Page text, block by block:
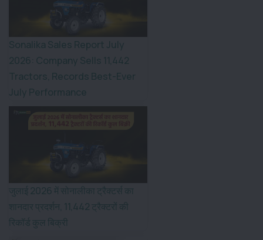
Sonalika Sales Report July
2026: Company Sells 11,442
Tractors, Records Best-Ever
July Performance
जुलाई 2026 में सोनालीका ट्रैक्टर्स का
शानदार प्रदर्शन, 11,442 ट्रैक्टरों की
रिकॉर्ड कुल बिक्री